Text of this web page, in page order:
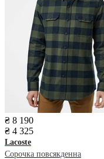
₴ 8 190
₴ 4 325
Lacoste
Сорочка повсякденна